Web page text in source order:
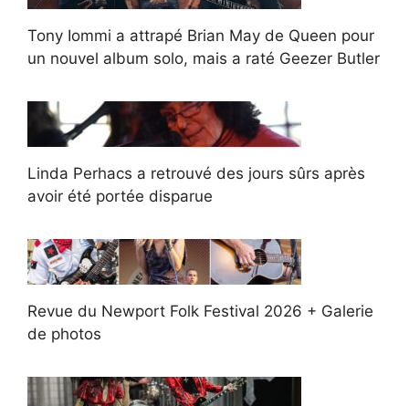
Tony Iommi a attrapé Brian May de Queen pour
un nouvel album solo, mais a raté Geezer Butler
Linda Perhacs a retrouvé des jours sûrs après
avoir été portée disparue
Revue du Newport Folk Festival 2026 + Galerie
de photos